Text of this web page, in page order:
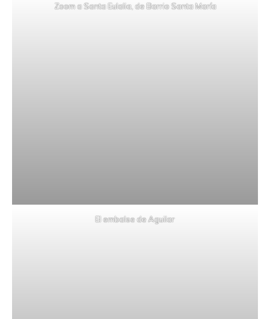
Zoom a Santa Eulalia, de Barrio Santa María
El embalse de Aguilar